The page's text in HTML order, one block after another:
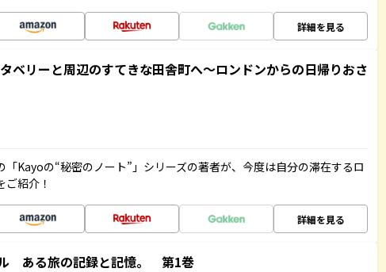
詳細を見る
ベリーと周辺のすてきな田舎町へ～ロンドンからの日帰りおさ
「Kayoの“秘密のノート”」シリーズの著者が、今度は自分の滞在するロ
紹介！
詳細を見る
ある旅の記録と記憶。 第1巻